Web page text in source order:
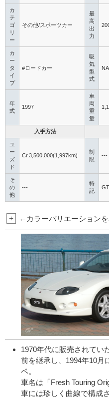
カ
テ
ゴ
リ
ー
その他/スポーツカー
最
高
出
力
カ
ー
タ
イ
プ
#ロードカー
吸
気
型
式
NA
年
式
1997
車
両
重
量
入手方法
ユ
ー
ズ
ド
Cr.3,500,000(1,997km)
制
限
---
そ
の
他
---
特
記
+ ←カラーバリエーション
1970年代に販売されてい
前を継承し、1994年10月
ペ。
車名は「Fresh Touring
車には珍しく曲線で構成